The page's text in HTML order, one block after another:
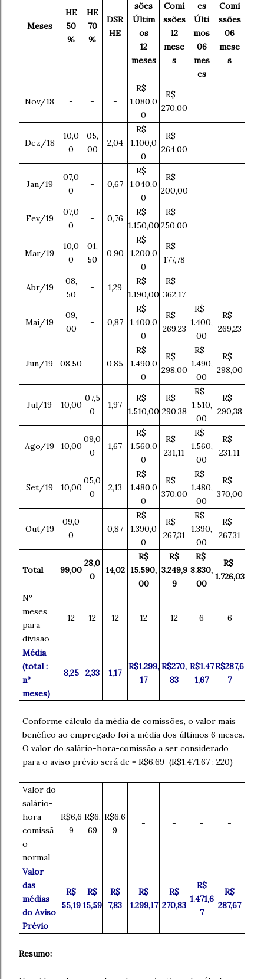
Meses
HE
50
%
HE
70
%
DSR
HE
sões
Últim
os
12
meses
Comi
ssões
12
mese
s
es
Últi
mos
06
mes
es
Comi
ssões
06
mese
s
Nov/18 - - -
R$
1.080,0
0
R$
270,00
Dez/18
10,0
0
05,
00
2,04
R$
1.100,0
0
R$
264,00
Jan/19
07,0
0
- 0,67
R$
1.040,0
0
R$
200,00
Fev/19
07,0
0
- 0,76
R$
1.150,00
R$
250,00
Mar/19
10,0
0
01,
50
0,90
R$
1.200,0
0
R$
177,78
Abr/19
08,
50
- 1,29
R$
1.190,00
R$
362,17
Mai/19
09,
00
- 0,87
R$
1.400,0
0
R$
269,23
R$
1.400,
00
R$
269,23
Jun/19 08,50 - 0,85
R$
1.490,0
0
R$
298,00
R$
1.490,
00
R$
298,00
Jul/19 10,00
07,5
0
1,97
R$
1.510,00
R$
290,38
R$
1.510,
00
R$
290,38
Ago/19 10,00
09,0
0
1,67
R$
1.560,0
0
R$
231,11
R$
1.560,
00
R$
231,11
Set/19 10,00
05,0
0
2,13
R$
1.480,0
0
R$
370,00
R$
1.480,
00
R$
370,00
Out/19
09,0
0
- 0,87
R$
1.390,0
0
R$
267,31
R$
1.390,
00
R$
267,31
Total 99,00
28,0
0
14,02
R$
15.590,
00
R$
3.249,9
9
R$
8.830,
00
R$
1.726,03
Nº
meses
para
divisão
12 12 12 12 12 6 6
Média
(total :
nº
meses)
8,25 2,33 1,17
R$1.299,
17
R$270,
83
R$1.47
1,67
R$287,6
7
Conforme cálculo da média de comissões, o valor mais
benéfico ao empregado foi a média dos últimos 6 meses.
O valor do salário-hora-comissão a ser considerado
para o aviso prévio será de = R$6,69 (R$1.471,67 : 220)
Valor do
salário-
hora-
comissã
o
normal
R$6,6
9
R$6,
69
R$6,6
9
- - - -
Valor
das
médias
do Aviso
Prévio
R$
55,19
R$
15,59
R$
7,83
R$
1.299,17
R$
270,83
R$
1.471,6
7
R$
287,67
Resumo: